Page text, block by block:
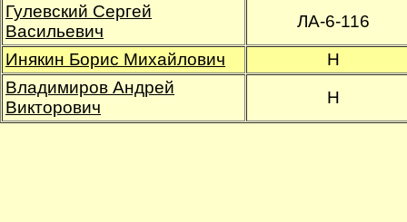
Гулевский Сергей
Васильевич
ЛА-6-116
Инякин Борис Михайлович
Н
Владимиров Андрей
Викторович
Н